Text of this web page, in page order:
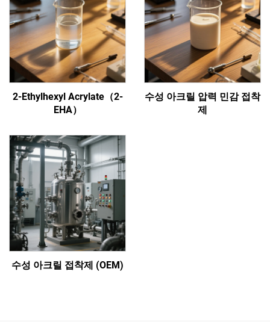
2-Ethylhexyl Acrylate（2-
EHA）
수성 아크릴 압력 민감 접착
제
수성 아크릴 접착제 (OEM)